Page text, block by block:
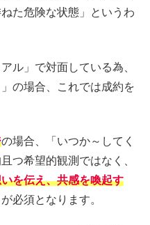
た危険な状態」というわ
ル」で対面している為、
の場合、これでは成約を
の場合、「いつか～してく
つ希望的観測ではなく、
を伝え、共感を喚起す
必須となります。